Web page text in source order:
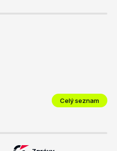
Celý seznam